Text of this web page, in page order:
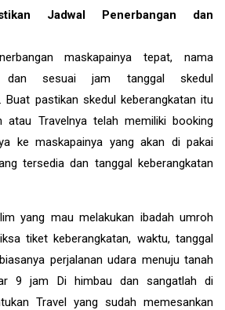
Jadwal Penerbangan dan
maskapainya tepat, nama
dan sesuai jam tanggal skedul
Buat pastikan skedul keberangkatan itu
atau Travelnya telah memiliki booking
ke maskapainya yang akan di pakai
tersedia dan tanggal keberangkatan
yang mau melakukan ibadah umroh
tiket keberangkatan, waktu, tanggal
perjalanan udara menuju tanah
9 jam Di himbau dan sangatlah di
Travel yang sudah memesankan